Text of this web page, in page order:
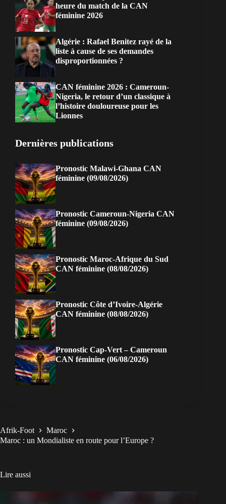
heure du match de la CAN
féminine 2026
Algérie : Rafael Benitez rayé de la
liste à cause de ses demandes
disproportionnées ?
CAN féminine 2026 : Cameroun-
Nigeria, le retour d’un classique à
l’histoire douloureuse pour les
Lionnes
Dernières publications
Pronostic Malawi-Ghana CAN
féminine (09/08/2026)
Pronostic Cameroun-Nigeria CAN
féminine (09/08/2026)
Pronostic Maroc-Afrique du Sud
CAN féminine (08/08/2026)
Pronostic Côte d’Ivoire-Algérie
CAN féminine (08/08/2026)
Pronostic Cap-Vert – Cameroun
CAN féminine (06/08/2026)
Afrik-Foot
Maroc
Maroc : un Mondialiste en route pour l’Europe ?
Lire aussi